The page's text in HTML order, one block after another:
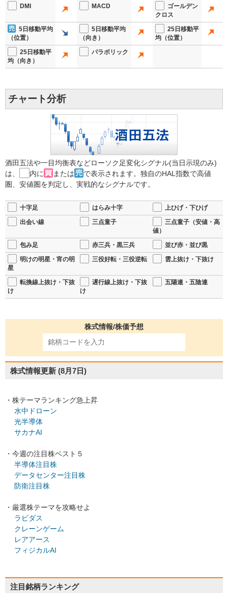
DMI MACD
ゴールデン
クロス
5日移動平均
（位置）
5日移動平均
（向き）
25日移動平
均（位置）
25日移動平
均（向き）
パラボリック
チャート分析
酒田五法や一目均衡表などローソク足変化シグナル(当日示現のみ)
は、
内に または
で表示されます。独自のHAL指数で高値
圏、安値圏を判定し、実戦的なシグナルです。
十字足 はらみ十字
上ひげ・下ひげ
出会い線
三点童子
三点童子（安値・高
値）
包み足
赤三兵・黒三兵
並び赤・並び黒
明けの明星・宵の明
星
三役好転・三役逆転 雲上抜け・下抜け
転換線上抜け・下抜
け
遅行線上抜け・下抜
け
五陽連・五陰連
株式情報/株価予想
株式情報更新 (8月7日)
・株テーマランキング急上昇
水中ドローン
光半導体
サカナAI
・今週の注目株ベスト５
半導体注目株
データセンター注目株
防衛注目株
・厳選株テーマを攻略せよ
ラピダス
クレーンゲーム
レアアース
フィジカルAI
注目銘柄ランキング